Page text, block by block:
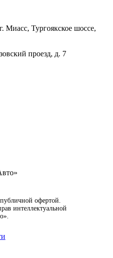
Миасс, Тургоякское шоссе,
проезд, д. 7
офертой.
интеллектуальной